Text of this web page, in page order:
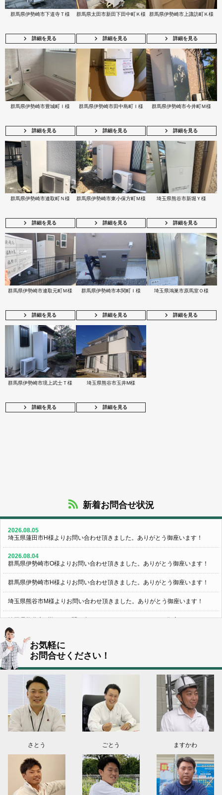
群馬県伊勢崎市下道寺Ｔ様
詳細を見る
群馬県太田市新田下田中町Ｋ様
詳細を見る
群馬県伊勢崎市上諏訪町Ｋ様
詳細を見る
群馬県伊勢崎市豊城町Ｉ様
詳細を見る
群馬県伊勢崎市田中島町Ｉ様
詳細を見る
群馬県伊勢崎市今井町Ｍ様
詳細を見る
群馬県伊勢崎市連取町Ｎ様
詳細を見る
群馬県伊勢崎市東小保方町Ｍ様
詳細を見る
埼玉県熊谷市新堀Ｙ様
詳細を見る
群馬県伊勢崎市連取元町Ｍ様
詳細を見る
群馬県伊勢崎市本関町Ｉ様
詳細を見る
埼玉県鴻巣市原馬室Ｏ様
詳細を見る
群馬県伊勢崎市境上武士Ｔ様
詳細を見る
埼玉県熊谷市玉井M様
詳細を見る
新着お問合せ状況
2026.08.05
埼玉県蓮田市H様よりお問い合わせ頂きました。ありがとう御座います！
2026.08.04
群馬県伊勢崎市O様よりお問い合わせ頂きました。ありがとう御座います！
群馬県伊勢崎市H様よりお問い合わせ頂きました。ありがとう御座います！
埼玉県熊谷市M様よりお問い合わせ頂きました。ありがとう御座います！
埼玉県熊谷市S様よりお問い合わせ頂きました。ありがとう御座います！
群馬県伊勢崎市K様よりお問い合わせ頂きました。ありがとう御座います！
東京都葛飾区N様よりお問い合わせ頂きました。ありがとう御座います！
2026.08.03
神奈川県川崎市A様よりお問い合わせ頂きました。ありがとう御座います！
群馬県高崎市E様よりお問い合わせ頂きました。ありがとう御座います！
2026.08.02
東京都練馬区K様よりお問い合わせ頂きました。ありがとう御座います！
お気軽に
お問合せください！
さとう ごとう ますかわ